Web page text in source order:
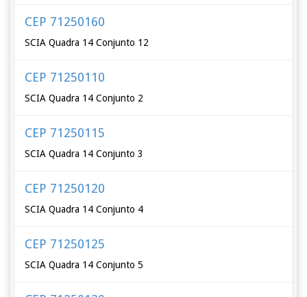
CEP 71250160
SCIA Quadra 14 Conjunto 12
CEP 71250110
SCIA Quadra 14 Conjunto 2
CEP 71250115
SCIA Quadra 14 Conjunto 3
CEP 71250120
SCIA Quadra 14 Conjunto 4
CEP 71250125
SCIA Quadra 14 Conjunto 5